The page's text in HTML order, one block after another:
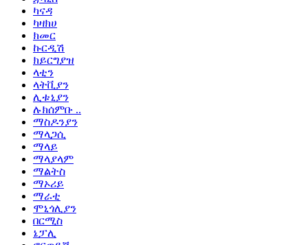
ካናዳ
ካዛክሀ
ክመር
ኩርዲሽ
ክይርግያዝ
ላቲን
ላትቪያን
ሊቱኒያን
ሉክሰምቡ ..
ማስዶንያን
ማላጋሲ
ማላይ
ማላያላም
ማልትስ
ማኦሪይ
ማራቲ
ሞኒጎሊያን
በርሚስ
ኔፓሊ